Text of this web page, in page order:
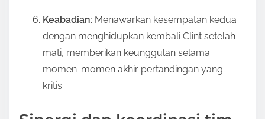
Keabadian: Menawarkan kesempatan kedua
dengan menghidupkan kembali Clint setelah
mati, memberikan keunggulan selama
momen-momen akhir pertandingan yang
kritis.